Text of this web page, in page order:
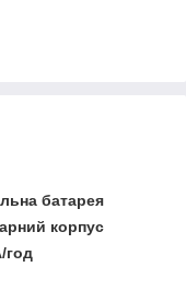
батарея
корпус
год